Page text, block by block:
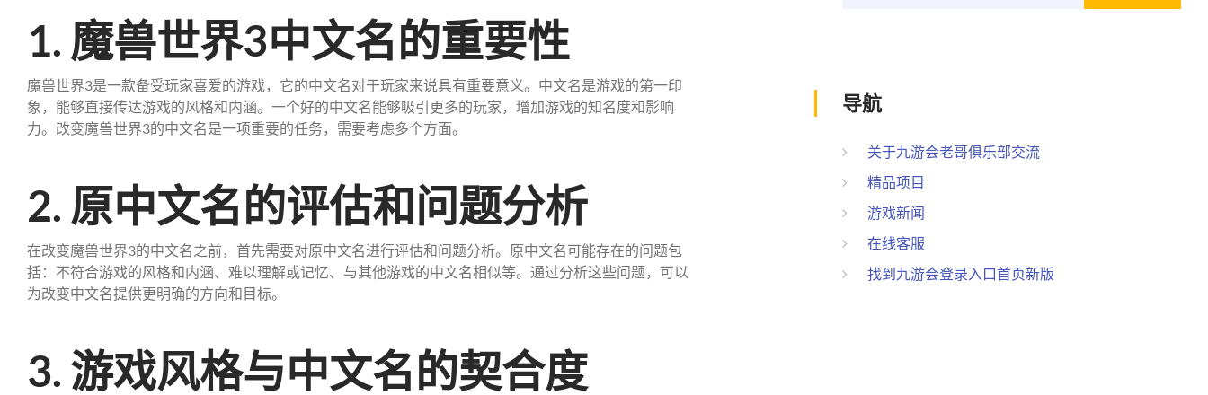
1. 魔兽世界3中文名的重要性
魔兽世界3是一款备受玩家喜爱的游戏，它的中文名对于玩家来说具有重要意义。中文名是游戏的第一印
象，能够直接传达游戏的风格和内涵。一个好的中文名能够吸引更多的玩家，增加游戏的知名度和影响
力。改变魔兽世界3的中文名是一项重要的任务，需要考虑多个方面。
2. 原中文名的评估和问题分析
在改变魔兽世界3的中文名之前，首先需要对原中文名进行评估和问题分析。原中文名可能存在的问题包
括：不符合游戏的风格和内涵、难以理解或记忆、与其他游戏的中文名相似等。通过分析这些问题，可以
为改变中文名提供更明确的方向和目标。
3. 游戏风格与中文名的契合度
导航
关于九游会老哥俱乐部交流
精品项目
游戏新闻
在线客服
找到九游会登录入口首页新版